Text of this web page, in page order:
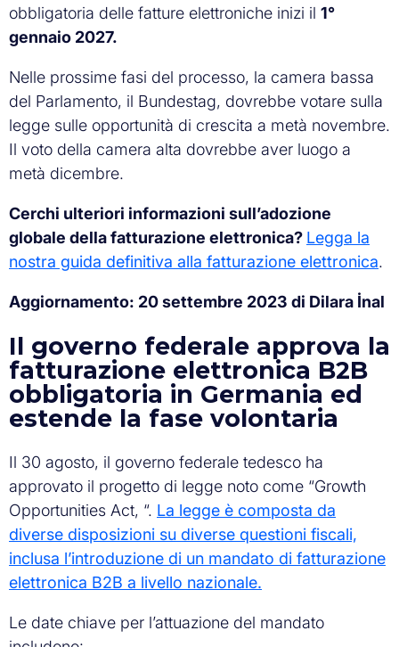
obbligatoria delle fatture elettroniche inizi il 1°
gennaio 2027.
Nelle prossime fasi del processo, la camera bassa
del Parlamento, il Bundestag, dovrebbe votare sulla
legge sulle opportunità di crescita a metà novembre.
Il voto della camera alta dovrebbe aver luogo a
metà dicembre.
Cerchi ulteriori informazioni sull’adozione
globale della fatturazione elettronica? Legga la
nostra guida definitiva alla fatturazione elettronica.
Aggiornamento: 20 settembre 2023 di Dilara İnal
Il governo federale approva la
fatturazione elettronica B2B
obbligatoria in Germania ed
estende la fase volontaria
Il 30 agosto, il governo federale tedesco ha
approvato il progetto di legge noto come “Growth
Opportunities Act, “. La legge è composta da
diverse disposizioni su diverse questioni fiscali,
inclusa l’introduzione di un mandato di fatturazione
elettronica B2B a livello nazionale.
Le date chiave per l’attuazione del mandato